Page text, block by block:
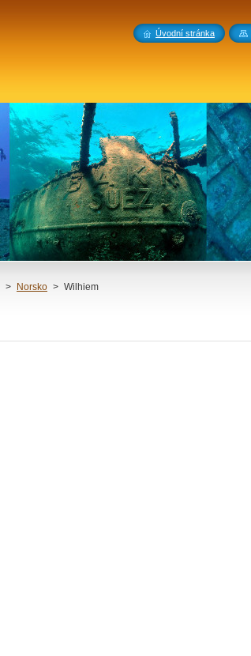
> Norsko > Wilhiem
Úvodní stránka